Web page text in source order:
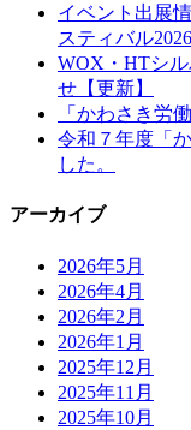
イベント出展
スティバル2026
WOX・HTシ
せ【更新】
「かわさき労
令和７年度「
した。
アーカイブ
2026年5月
2026年4月
2026年2月
2026年1月
2025年12月
2025年11月
2025年10月